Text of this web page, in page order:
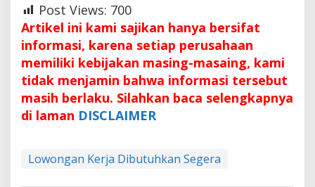
Post Views: 700
Artikel ini kami sajikan hanya bersifat
informasi, karena setiap perusahaan
memiliki kebijakan masing-masaing, kami
tidak menjamin bahwa informasi tersebut
masih berlaku. Silahkan baca selengkapnya
di laman DISCLAIMER
Lowongan Kerja Dibutuhkan Segera